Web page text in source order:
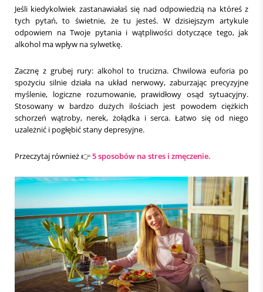
Jeśli kiedykolwiek zastanawiałaś się nad odpowiedzią na któreś z
tych pytań, to świetnie, że tu jesteś. W dzisiejszym artykule
odpowiem na Twoje pytania i wątpliwości dotyczące tego, jak
alkohol ma wpływ na sylwetkę.
Zacznę z grubej rury: alkohol to trucizna. Chwilowa euforia po
spożyciu silnie działa na układ nerwowy, zaburzając precyzyjne
myślenie, logiczne rozumowanie, prawidłowy osąd sytuacyjny.
Stosowany w bardzo dużych ilościach jest powodem ciężkich
schorzeń wątroby, nerek, żołądka i serca. Łatwo się od niego
uzależnić i pogłębić stany depresyjne.
Przeczytaj również 👉5 sposobów na stres i zmęczenie.